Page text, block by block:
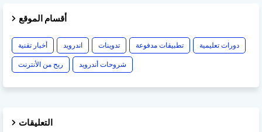
أقسام الموقع
أخبار تقنية اندرويد تدوينات تطبيقات مدفوعة
دورات تعليمية
ربح من الأنترنت
شروحات أندرويد
التعليقات